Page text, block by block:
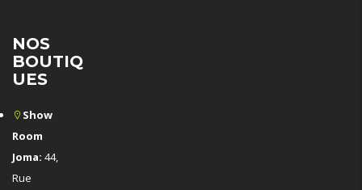
NOS
BOUTIQ
UES
Show
Room
Joma: 44,
Rue